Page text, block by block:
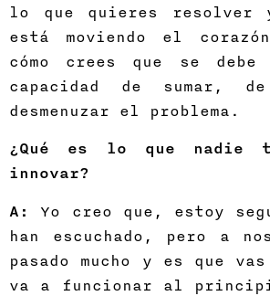
lo que quieres resolver
está moviendo el
cómo crees que se
capacidad de sumar,
desmenuzar el problema.
¿Qué es lo que nadie
innovar?
A:
Yo creo que, estoy
han escuchado, pero a
pasado mucho y es que
va a funcionar al